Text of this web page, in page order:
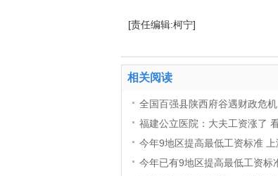
[责任编辑:柯宁]
相关阅读
全国百强县陕西府谷遇财政危
福建公立医院：大夫工资涨了
今年9地区提高最低工资标准
今年已有9地区提高最低工资标